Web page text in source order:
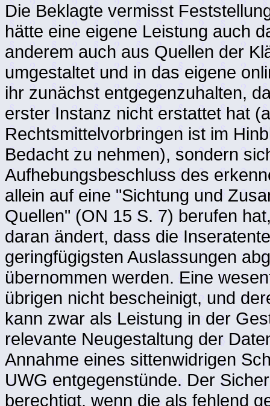
Die Beklagte vermisst
hätte eine eigene Leistung auch
anderem auch aus Quellen der
umgestaltet und in das eigene
ihr zunächst entgegenzuhalten,
erster Instanz nicht erstattet hat
Rechtsmittelvorbringen ist im
Bedacht zu nehmen), sondern
Aufhebungsbeschluss des
allein auf eine "Sichtung und
Quellen" (ON 15 S. 7) berufen
daran ändert, dass die
geringfügigsten Auslassungen
übernommen werden. Eine
übrigen nicht bescheinigt, und
kann zwar als Leistung in der
relevante Neugestaltung der
Annahme eines sittenwidrigen
UWG entgegenstünde. Der
berechtigt, wenn die als fehlend